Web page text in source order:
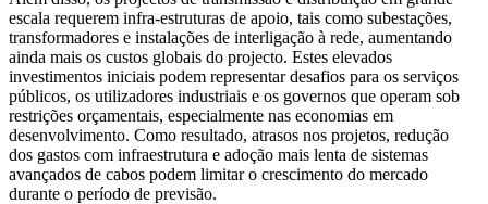
escala requerem infra-estruturas de apoio, tais como subestações,
transformadores e instalações de interligação à rede, aumentando
ainda mais os custos globais do projecto. Estes elevados
investimentos iniciais podem representar desafios para os serviços
públicos, os utilizadores industriais e os governos que operam sob
restrições orçamentais, especialmente nas economias em
desenvolvimento. Como resultado, atrasos nos projetos, redução
dos gastos com infraestrutura e adoção mais lenta de sistemas
avançados de cabos podem limitar o crescimento do mercado
durante o período de previsão.